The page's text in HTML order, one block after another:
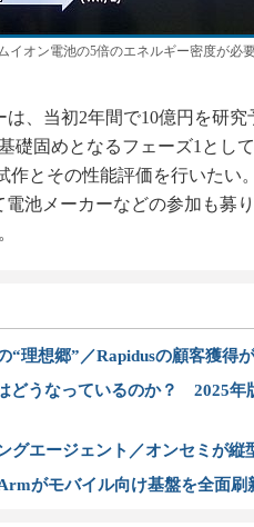
イオン電池の5倍のエネルギー密度が必
、当初2年間で10億円を研究
礎固めとなるフェーズ1とし
作とその性能評価を行いたい
池メーカーなどの参加も募
“理想郷”／Rapidusの顧客獲得
どうなっているのか？ 2025年
グエージェント／オンセミが縦
がモバイル向け基盤を全面刷